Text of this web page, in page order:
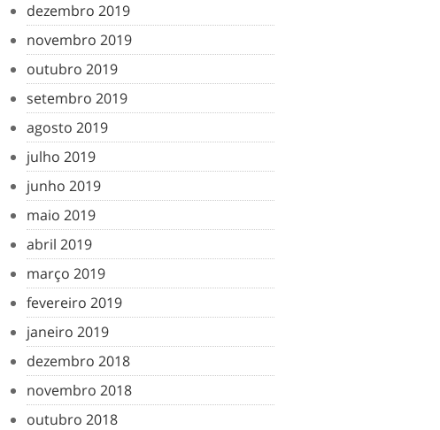
dezembro 2019
novembro 2019
outubro 2019
setembro 2019
agosto 2019
julho 2019
junho 2019
maio 2019
abril 2019
março 2019
fevereiro 2019
janeiro 2019
dezembro 2018
novembro 2018
outubro 2018